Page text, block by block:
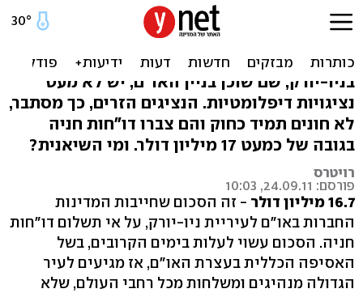
דו"חות חניה בניו-יורק:
דיפלומטים חייבים מיליונים
בניו-יורק, שם שוכן בניין האו"ם, יש לא מעט
נציגויות דיפלומטיות. הנציגים הזרים, כך מסתבר,
לא חונים תמיד כחוק והם צברו דו"חות חניה
בגובה של כמעט 17 מיליון דולר. ומי השיאנית?
רויטרס
פורסם: 24.09.11, 10:03
16.7 מיליון דולר
- זה הסכום שחייבות המדינות
החברות באו"ם לעיריית ניו-יורק, על אי תשלום דו"חות
חניה. הסכום עשוי לעלות בימים הקרובים, בשל
האסיפה הכללית בעצרת האו"ם, אז מגיעים לעיר
הגדולה מנהיגים ומשלחות מכל רחבי העולם, שלא